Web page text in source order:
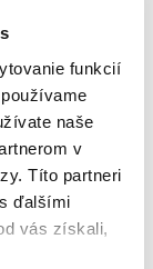
funkcií
naše
v
Títo partneri
ďalšími
vás získali,